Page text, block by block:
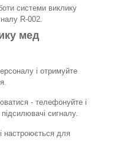
системи виклику
R-002.
мед
і отримуйте
- телефонуйте і
сигналу.
настроюється для